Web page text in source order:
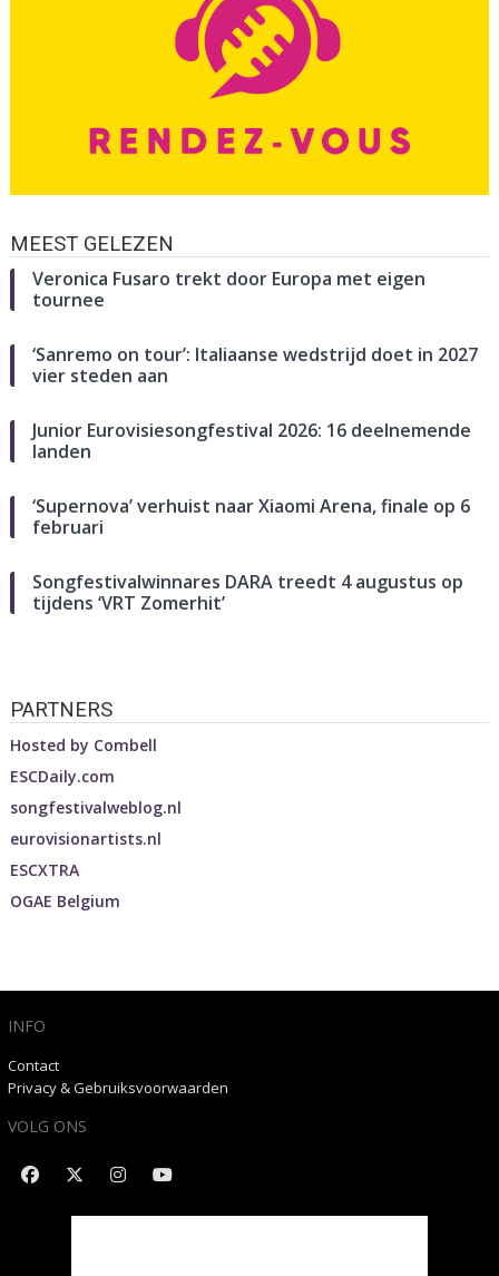
MEEST GELEZEN
Veronica Fusaro trekt door Europa met eigen
tournee
‘Sanremo on tour’: Italiaanse wedstrijd doet in 2027
vier steden aan
Junior Eurovisiesongfestival 2026: 16 deelnemende
landen
‘Supernova’ verhuist naar Xiaomi Arena, finale op 6
februari
Songfestivalwinnares DARA treedt 4 augustus op
tijdens ‘VRT Zomerhit’
PARTNERS
Hosted by Combell
ESCDaily.com
songfestivalweblog.nl
eurovisionartists.nl
ESCXTRA
OGAE Belgium
INFO
Contact
Privacy & Gebruiksvoorwaarden
VOLG ONS